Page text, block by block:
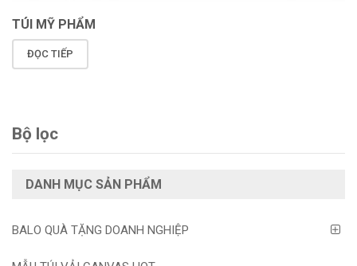
TÚI MỸ PHẨM
ĐỌC TIẾP
Bộ lọc
DANH MỤC SẢN PHẨM
BALO QUÀ TẶNG DOANH NGHIỆP